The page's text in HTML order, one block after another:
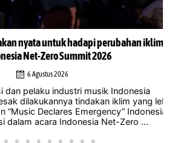
nyata untuk hadapi perubahan iklim di
Net-Zero Summit 2026
6 Agustus 2026
pelaku industri musik Indonesia
dilakukannya tindakan iklim yang lebih
Declares Emergency” Indonesia.
acara Indonesia Net-Zero ...